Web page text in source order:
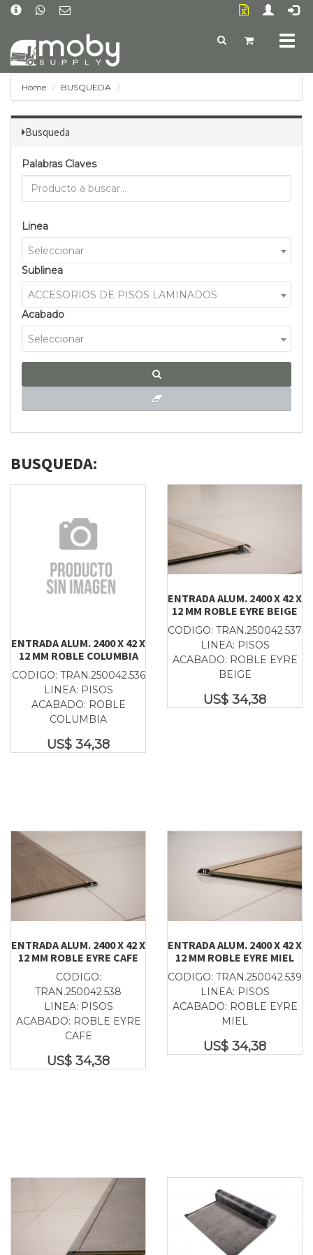
Home BUSQUEDA
Busqueda
Palabras Claves
Linea
Seleccionar
Sublinea
ACCESORIOS DE PISOS LAMINADOS
Acabado
Seleccionar
BUSQUEDA:
ENTRADA ALUM. 2400 X 42 X
12 MM ROBLE COLUMBIA
CODIGO: TRAN.250042.536
LINEA: PISOS
ACABADO: ROBLE
COLUMBIA
US$ 34,38
ENTRADA ALUM. 2400 X 42 X
12 MM ROBLE EYRE BEIGE
CODIGO: TRAN.250042.537
LINEA: PISOS
ACABADO: ROBLE EYRE
BEIGE
US$ 34,38
ENTRADA ALUM. 2400 X 42 X
12 MM ROBLE EYRE CAFE
CODIGO:
TRAN.250042.538
LINEA: PISOS
ACABADO: ROBLE EYRE
CAFE
US$ 34,38
ENTRADA ALUM. 2400 X 42 X
12 MM ROBLE EYRE MIEL
CODIGO: TRAN.250042.539
LINEA: PISOS
ACABADO: ROBLE EYRE
MIEL
US$ 34,38